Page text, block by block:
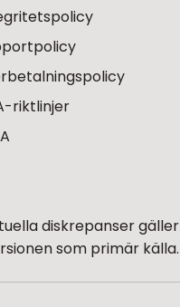
riktlinjer
diskrepanser gäller
som primär källa.